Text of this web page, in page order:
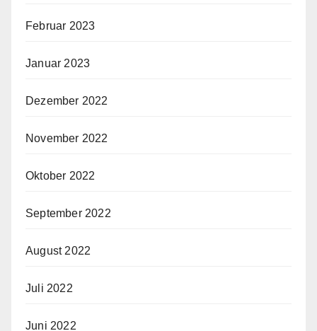
Februar 2023
Januar 2023
Dezember 2022
November 2022
Oktober 2022
September 2022
August 2022
Juli 2022
Juni 2022